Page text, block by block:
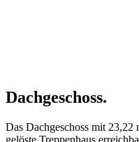
Dachgeschoss.
Das Dachgeschoss mit 23,22
gelöste Treppenhaus